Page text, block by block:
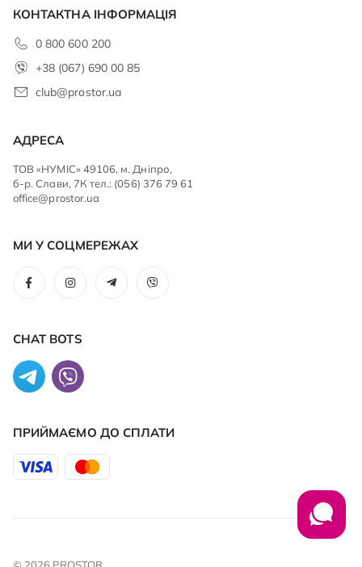
КОНТАКТНА ІНФОРМАЦІЯ
0 800 600 200
+38 (067) 690 00 85
club@prostor.ua
АДРЕСА
ТОВ «НУМІС» 49106, м. Дніпро,
б-р. Слави, 7К тел.: (056) 376 79 61
office@prostor.ua
МИ У СОЦМЕРЕЖАХ
CHAT BOTS
ПРИЙМАЄМО ДО CПЛАТИ
© 2026 PROSTOR